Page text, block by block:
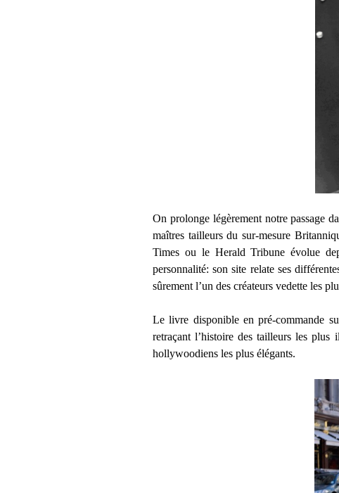
On prolonge légèrement notre passage
maîtres tailleurs du sur-mesure
Times ou le Herald Tribune évolue
personnalité: son site relate ses
sûrement l’un des créateurs vedette les
Le livre disponible en pré-commande
retraçant l’histoire des tailleurs les plus
hollywoodiens les plus élégants.